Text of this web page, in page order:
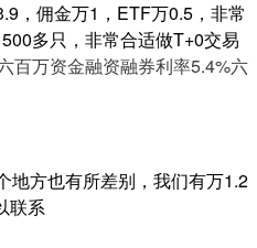
，佣金万1，ETF万0.5，非常
多只，非常合适做T+0交易
百万资金融资融券利率5.4%六
地方也有所差别，我们有万1.2
联系